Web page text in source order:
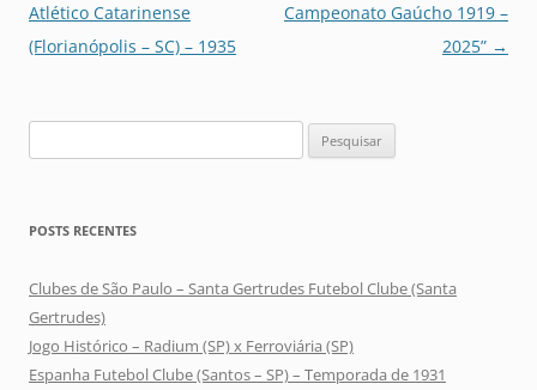
de
posts
Atlético Catarinense
(Florianópolis – SC) – 1935
Campeonato Gaúcho 1919 –
2025” →
por:
POSTS RECENTES
Clubes de São Paulo – Santa Gertrudes Futebol Clube (Santa
Gertrudes)
Jogo Histórico – Radium (SP) x Ferroviária (SP)
Espanha Futebol Clube (Santos – SP) – Temporada de 1931